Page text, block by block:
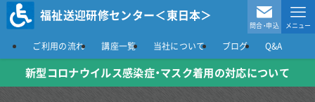
福祉送迎研修センター＜東日本＞
問合・申込 メニュー
ご利用の流れ 講座一覧 当社について ブログ Q&A
新型コロナウイルス感染症・マスク着用の対応について